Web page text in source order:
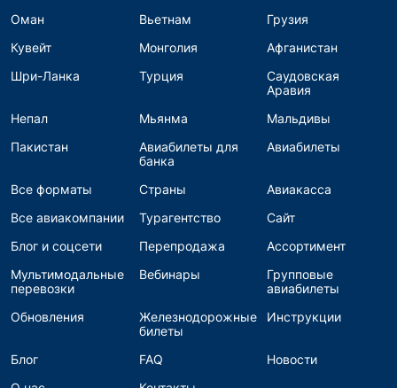
Оман Вьетнам
Грузия
Кувейт
Монголия
Афганистан
Шри-Ланка
Турция
Саудовская
Аравия
Непал
Мьянма
Мальдивы
Пакистан
Авиабилеты для
банка
Авиабилеты
Все форматы Страны
Авиакасса
Все авиакомпании
Турагентство
Сайт
Блог и соцсети
Перепродажа
Ассортимент
Мультимодальные
перевозки
Вебинары
Групповые
авиабилеты
Обновления
Железнодорожные
билеты
Инструкции
Блог FAQ
Новости